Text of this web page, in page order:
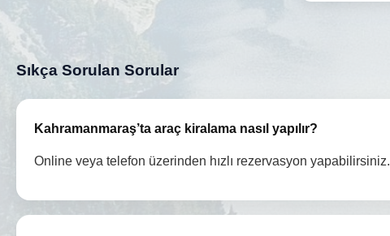
Sıkça Sorulan Sorular
Kahramanmaraş’ta araç kiralama nasıl yapılır?
Online veya telefon üzerinden hızlı rezervasyon yapabilirsiniz.